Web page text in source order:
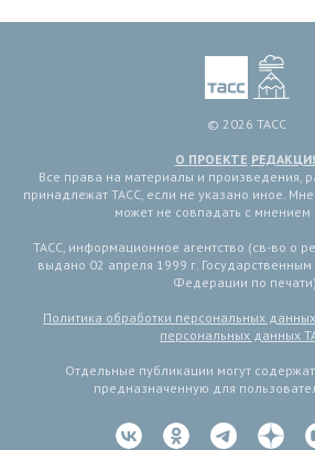
© 2026 ТАСС
О ПРОЕКТЕ
Все права на материалы и произведения,
принадлежат ТАСС, если не указано иное.
может не совпадать с мнением
ТАСС, информационное агентство (св-во о
выдано 02 апреля 1999 г.
Федерации по
Политика обработки персональных данных
персональных данных
Отдельные публикации могут
предназначенную для